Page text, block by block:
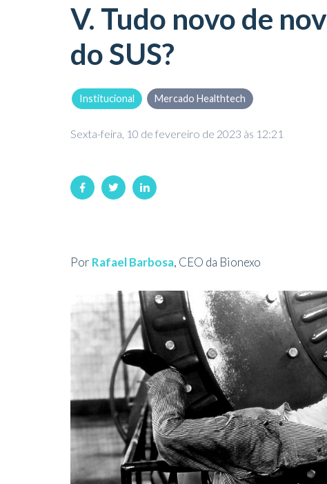
V. Tudo novo de
do SUS?
Institucional Mercado Healthtech
Sexta-feira, 10 de fevereiro de 2023 às 12:21
Por Rafael Barbosa, CEO da Bionexo